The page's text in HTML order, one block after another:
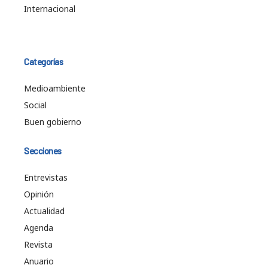
Internacional
Categorías
Medioambiente
Social
Buen gobierno
Secciones
Entrevistas
Opinión
Actualidad
Agenda
Revista
Anuario